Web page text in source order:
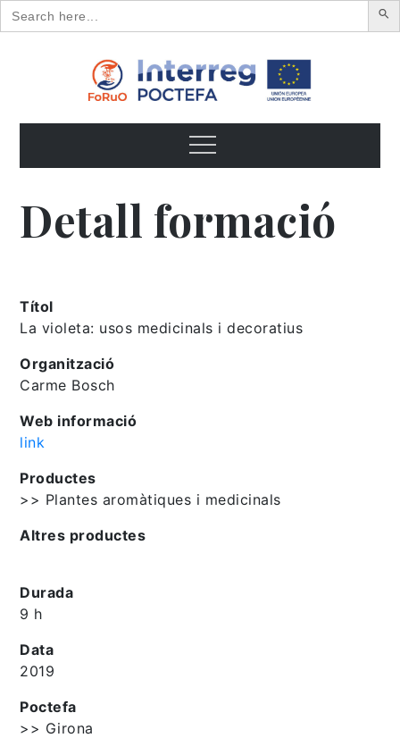
Search
for:
FoRuO
frutos
Menu
Detall formació
Títol
La violeta: usos medicinals i decoratius
Organització
Carme Bosch
Web informació
link
Productes
>> Plantes aromàtiques i medicinals
Altres productes
Durada
9 h
Data
2019
Poctefa
>> Girona